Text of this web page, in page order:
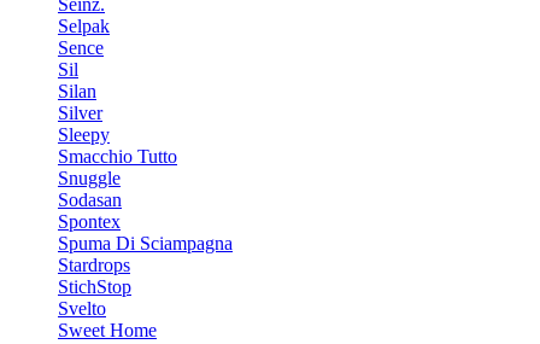
Seinz.
Selpak
Sence
Sil
Silan
Silver
Sleepy
Smacchio Tutto
Snuggle
Sodasan
Spontex
Spuma Di Sciampagna
Stardrops
StichStop
Svelto
Sweet Home